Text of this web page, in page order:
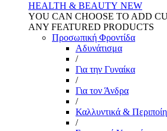
HEALTH & BEAUTY NEW
YOU CAN CHOOSE TO ADD
ANY FEATURED PRODUCTS
Προσωπική Φροντίδα
Αδυνάτισμα
/
Για την Γυναίκα
/
Για τον Άνδρα
/
Καλλυντικά &
/